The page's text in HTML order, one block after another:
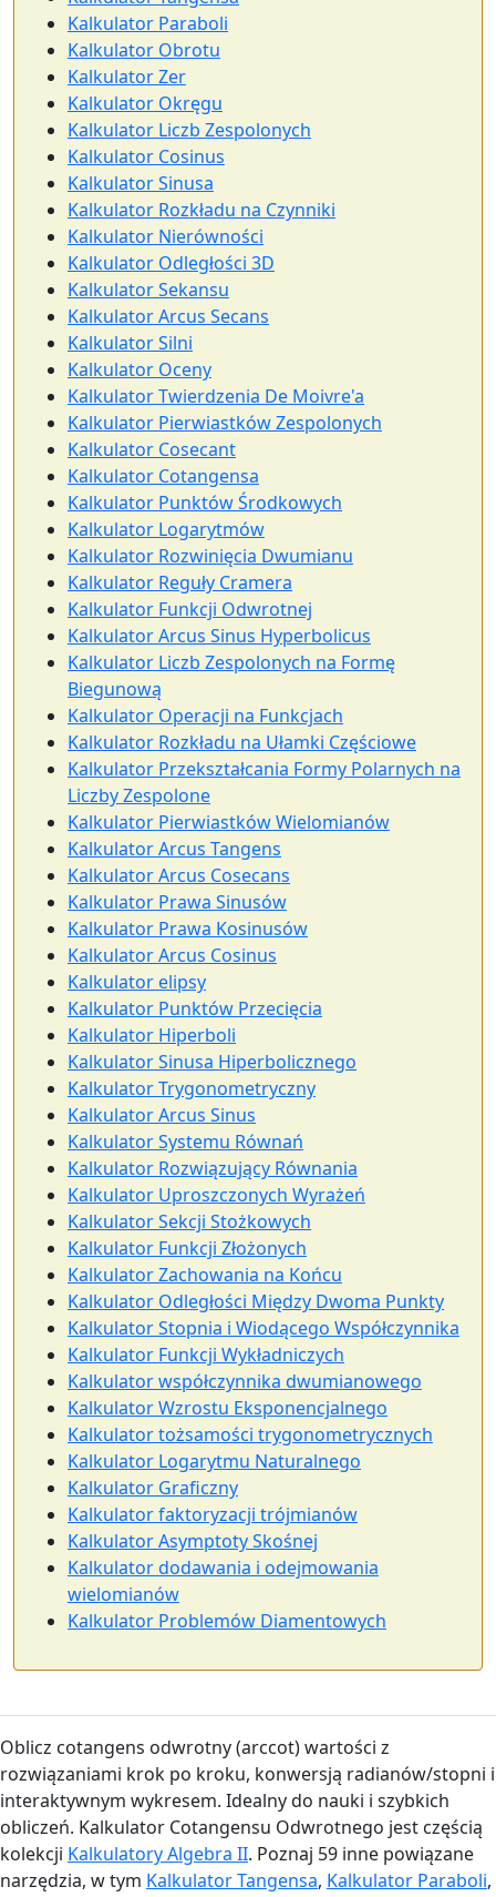
Kalkulator Paraboli
Kalkulator Obrotu
Kalkulator Zer
Kalkulator Okręgu
Kalkulator Liczb Zespolonych
Kalkulator Cosinus
Kalkulator Sinusa
Kalkulator Rozkładu na Czynniki
Kalkulator Nierówności
Kalkulator Odległości 3D
Kalkulator Sekansu
Kalkulator Arcus Secans
Kalkulator Silni
Kalkulator Oceny
Kalkulator Twierdzenia De Moivre'a
Kalkulator Pierwiastków Zespolonych
Kalkulator Cosecant
Kalkulator Cotangensa
Kalkulator Punktów Środkowych
Kalkulator Logarytmów
Kalkulator Rozwinięcia Dwumianu
Kalkulator Reguły Cramera
Kalkulator Funkcji Odwrotnej
Kalkulator Arcus Sinus Hyperbolicus
Kalkulator Liczb Zespolonych na Formę
Biegunową
Kalkulator Operacji na Funkcjach
Kalkulator Rozkładu na Ułamki Częściowe
Kalkulator Przekształcania Formy Polarnych na
Liczby Zespolone
Kalkulator Pierwiastków Wielomianów
Kalkulator Arcus Tangens
Kalkulator Arcus Cosecans
Kalkulator Prawa Sinusów
Kalkulator Prawa Kosinusów
Kalkulator Arcus Cosinus
Kalkulator elipsy
Kalkulator Punktów Przecięcia
Kalkulator Hiperboli
Kalkulator Sinusa Hiperbolicznego
Kalkulator Trygonometryczny
Kalkulator Arcus Sinus
Kalkulator Systemu Równań
Kalkulator Rozwiązujący Równania
Kalkulator Uproszczonych Wyrażeń
Kalkulator Sekcji Stożkowych
Kalkulator Funkcji Złożonych
Kalkulator Zachowania na Końcu
Kalkulator Odległości Między Dwoma Punkty
Kalkulator Stopnia i Wiodącego Współczynnika
Kalkulator Funkcji Wykładniczych
Kalkulator współczynnika dwumianowego
Kalkulator Wzrostu Eksponencjalnego
Kalkulator tożsamości trygonometrycznych
Kalkulator Logarytmu Naturalnego
Kalkulator Graficzny
Kalkulator faktoryzacji trójmianów
Kalkulator Asymptoty Skośnej
Kalkulator dodawania i odejmowania
wielomianów
Kalkulator Problemów Diamentowych
Oblicz cotangens odwrotny (arccot) wartości z
rozwiązaniami krok po kroku, konwersją radianów/stopni i
interaktywnym wykresem. Idealny do nauki i szybkich
obliczeń. Kalkulator Cotangensu Odwrotnego jest częścią
kolekcji Kalkulatory Algebra II. Poznaj 59 inne powiązane
narzędzia, w tym Kalkulator Tangensa, Kalkulator Paraboli,